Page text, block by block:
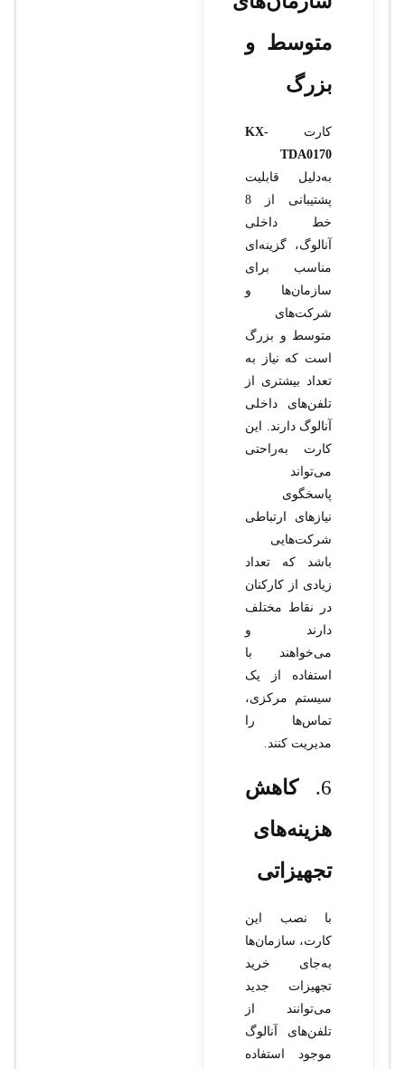
متوسط و
بزرگ
کارت KX-
TDA0170
به‌دلیل قابلیت
پشتیبانی از 8
خط داخلی
آنالوگ، گزینه‌ای
مناسب برای
سازمان‌ها و
شرکت‌های
متوسط و بزرگ
است که نیاز به
تعداد بیشتری از
تلفن‌های داخلی
آنالوگ دارند. این
کارت به‌راحتی
می‌تواند
پاسخگوی
نیازهای ارتباطی
شرکت‌هایی
باشد که تعداد
زیادی از کارکنان
در نقاط مختلف
دارند و
می‌خواهند با
استفاده از یک
سیستم مرکزی،
تماس‌ها را
مدیریت کنند.
6.
کاهش
هزینه‌های
تجهیزاتی
با نصب این
کارت، سازمان‌ها
به‌جای خرید
تجهیزات جدید
می‌توانند از
تلفن‌های آنالوگ
موجود استفاده